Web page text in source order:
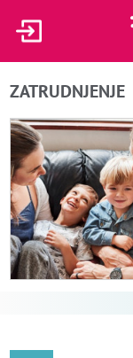
ZATRUDNJENJE